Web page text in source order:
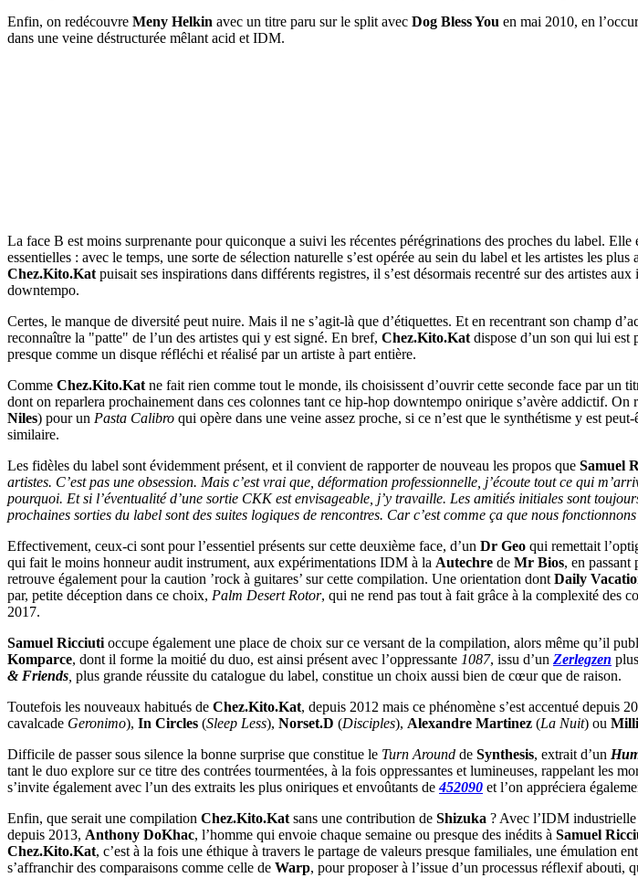
Enfin, on redécouvre Meny Helkin avec un titre paru sur le split avec Dog Bless You en mai 2010, en
dans une veine déstructurée mêlant acid et IDM.
La face B est moins surprenante pour quiconque a suivi les récentes pérégrinations des proches du label.
essentielles : avec le temps, une sorte de sélection naturelle s’est opérée au sein du label et les artistes les
Chez.Kito.Katpuisait ses inspirations dans différents registres, il s’est désormais recentré sur des artistes
downtempo.
Certes, le manque de diversité peut nuire. Mais il ne s’agit-là que d’étiquettes. Et en recentrant son champ
reconnaître la "patte" de l’un des artistes qui y est signé. En bref, Chez.Kito.Katdispose d’un son qui lui est
presque comme un disque réfléchi et réalisé par un artiste à part entière.
Comme Chez.Kito.Katne fait rien comme tout le monde, ils choisissent d’ouvrir cette seconde face par un
dont on reparlera prochainement dans ces colonnes tant ce hip-hop downtempo onirique s’avère addictif. On
Niles) pour un Pasta Calibro qui opère dans une veine assez proche, si ce n’est que le synthétisme y est
similaire.
Les fidèles du label sont évidemment présent, et il convient de rapporter de nouveau les propos que Samuel
artistes. C’est pas une obsession. Mais c’est vrai que, déformation professionnelle, j’écoute tout ce qui
pourquoi. Et si l’éventualité d’une sortie CKK est envisageable, j’y travaille. Les amitiés initiales sont
prochaines sorties du label sont des suites logiques de rencontres. Car c’est comme ça que nous
Effectivement, ceux-ci sont pour l’essentiel présents sur cette deuxième face, d’un Dr Geo qui remettait
qui fait le moins honneur audit instrument, aux expérimentations IDM à la Autechre de Mr Bios, en passant
retrouve également pour la caution ’rock à guitares’ sur cette compilation. Une orientation dontDaily
par, petite déception dans ce choix, Palm Desert Rotor, qui ne rend pas tout à fait grâce à la complexité des
2017.
Samuel Ricciutioccupe également une place de choix sur ce versant de la compilation, alors même qu’il
Komparce, dont il forme la moitié du duo, est ainsi présent avec l’oppressante 1087, issu d’un Zerlegzen
& Friends, plus grande réussite du catalogue du label, constitue un choix aussi bien de cœur que de raison.
Toutefois les nouveaux habitués de Chez.Kito.Kat, depuis 2012 mais ce phénomène s’est accentué depuis
cavalcade Geronimo), In Circles (Sleep Less), Norset.D (Disciples), Alexandre Martinez (La Nuit) ou
Difficile de passer sous silence la bonne surprise que constitue le Turn Around de Synthesis, extrait d’un
tant le duo explore sur ce titre des contrées tourmentées, à la fois oppressantes et lumineuses, rappelant les
s’invite également avec l’un des extraits les plus oniriques et envoûtants de452090 et l’on appréciera
Enfin, que serait une compilation Chez.Kito.Katsans une contribution de Shizuka ? Avec l’IDM industrielle
depuis 2013, Anthony DoKhac, l’homme qui envoie chaque semaine ou presque des inédits à Samuel
Chez.Kito.Kat, c’est à la fois une éthique à travers le partage de valeurs presque familiales, une émulation
s’affranchir des comparaisons comme celle de Warp, pour proposer à l’issue d’un processus réflexif abouti,